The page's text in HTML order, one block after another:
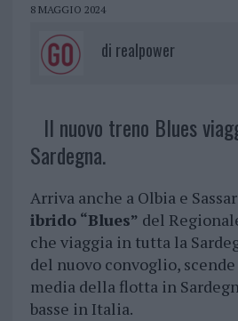
8 MAGGIO 2024
di realpower
Il nuovo treno Blues
Sardegna.
Arriva anche a Olbia e
ibrido “Blues” del
che viaggia in tutta la
del nuovo convoglio, scende
media della flotta in
basse in Italia.